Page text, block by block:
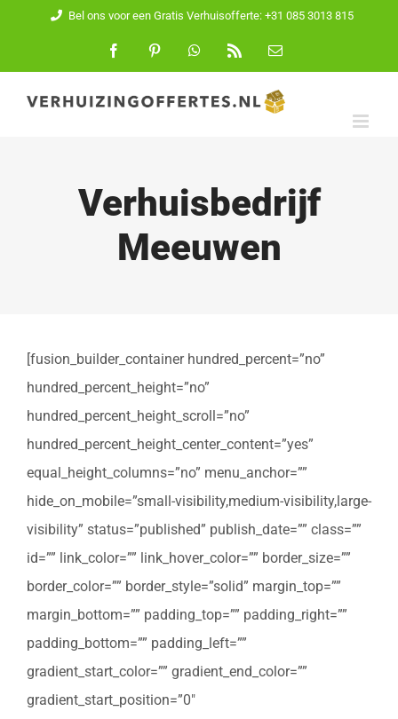
inhoud
Bel ons voor een Gratis Verhuisofferte: +31 085 3013 815
FacebookPinterest WhatsApp
E-
Verhuisbedrijf
Meeuwen
[fusion_builder_container hundred_percent=”no”
hundred_percent_height=”no”
hundred_percent_height_scroll=”no”
hundred_percent_height_center_content=”yes”
equal_height_columns=”no” menu_anchor=””
hide_on_mobile=”small-visibility,medium-visibility,large-
visibility” status=”published” publish_date=”” class=””
id=”” link_color=”” link_hover_color=”” border_size=””
border_color=”” border_style=”solid” margin_top=””
margin_bottom=”” padding_top=”” padding_right=””
padding_bottom=”” padding_left=””
gradient_start_color=”” gradient_end_color=””
gradient_start_position=”0″